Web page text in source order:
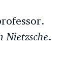
Nietzsche.